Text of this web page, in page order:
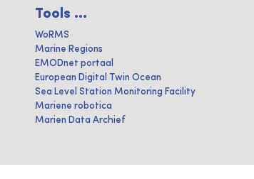
Tools ...
WoRMS
Marine Regions
EMODnet portaal
European Digital Twin Ocean
Sea Level Station Monitoring Facility
Mariene robotica
Marien Data Archief